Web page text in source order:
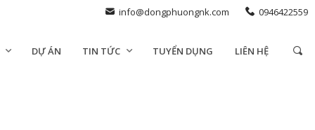
info@dongphuongnk.com 0946422559
DỰ ÁN TIN TỨC TUYỂN DỤNG LIÊN HỆ